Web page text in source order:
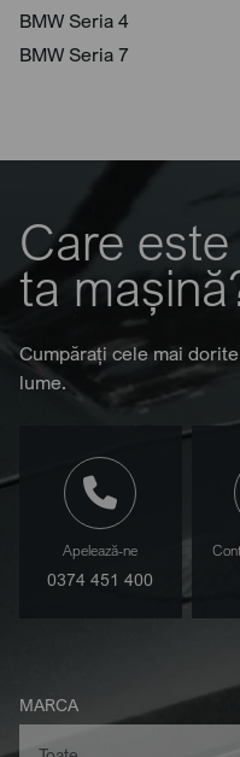
BMW Seria 4
BMW Seria 7
Care
ta
Cumpărați cele mai
lume.
Apelează-ne
0374 451 400
MARCA